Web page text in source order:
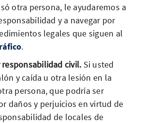
otra persona, le ayudaremos a
y a navegar por
legales que siguen al
.
responsabilidad civil. Si usted
y caída u otra lesión en la
persona, que podría ser
daños y perjuicios en virtud de
de locales de